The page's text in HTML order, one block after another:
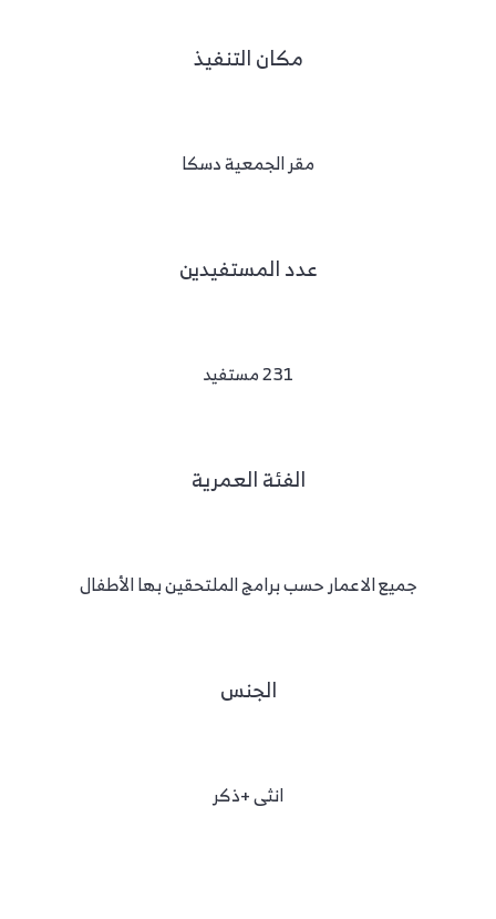
مكان التنفيذ
مقر الجمعية دسكا
عدد المستفيدين
231 مستفيد
الفئة العمرية
جميع الاعمار حسب برامج الملتحقين بها الأطفال
الجنس
انثى +ذكر